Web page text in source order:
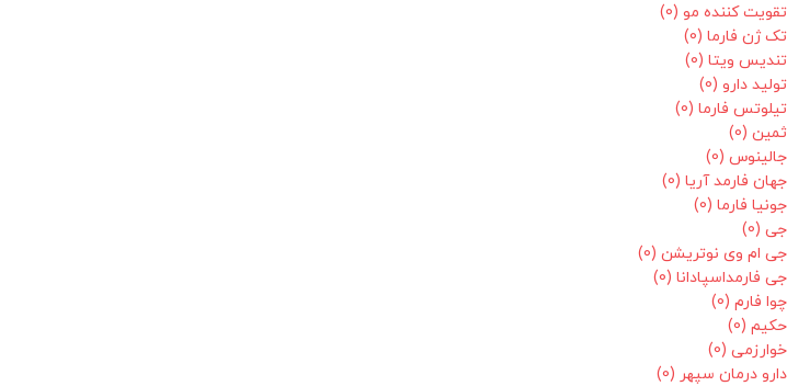
تقویت کننده مو (0)
تک ژن فارما (0)
تندیس ویتا (0)
تولید دارو (0)
تیلوتس فارما (0)
ثمین (0)
جالینوس (0)
جهان فارمد آریا (0)
جونیا فارما (0)
جی (0)
جی ام وی نوتریشن (0)
جی فارمداسپادانا (0)
چوا فارم (0)
حکیم (0)
خوارزمی (0)
دارو درمان سپهر (0)